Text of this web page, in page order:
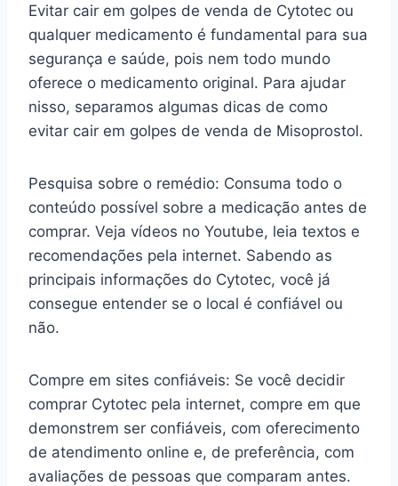
Evitar cair em golpes de venda de Cytotec ou
qualquer medicamento é fundamental para sua
segurança e saúde, pois nem todo mundo
oferece o medicamento original. Para ajudar
nisso, separamos algumas dicas de como
evitar cair em golpes de venda de Misoprostol.
Pesquisa sobre o remédio: Consuma todo o
conteúdo possível sobre a medicação antes de
comprar. Veja vídeos no Youtube, leia textos e
recomendações pela internet. Sabendo as
principais informações do Cytotec, você já
consegue entender se o local é confiável ou
não.
Compre em sites confiáveis: Se você decidir
comprar Cytotec pela internet, compre em que
demonstrem ser confiáveis, com oferecimento
de atendimento online e, de preferência, com
avaliações de pessoas que comparam antes.